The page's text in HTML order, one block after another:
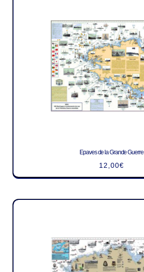
Epaves de la Grande Guerre
12,00€